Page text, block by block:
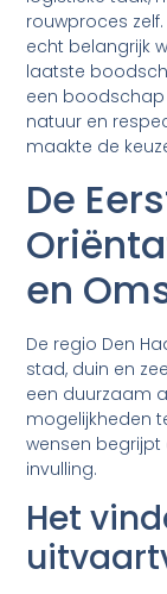
rouwproces
echt belangrijk
laatste
een
natuur en
maakte de
De
en
De regio Den
stad, duin en
een duurzaam
mogelijkheden
wensen
invulling.
Het